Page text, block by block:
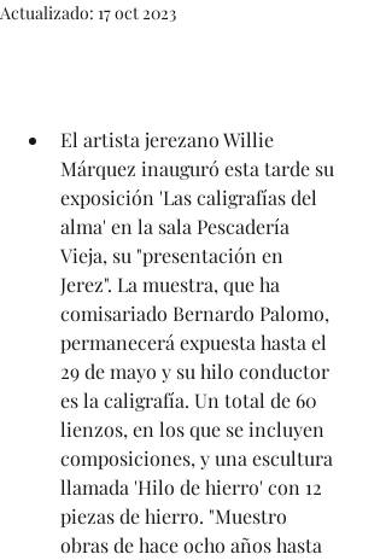
Actualizado: 17 oct 2023
El artista jerezano Willie
Márquez inauguró esta tarde su
exposición 'Las caligrafías del
alma' en la sala Pescadería
Vieja, su "presentación en
Jerez". La muestra, que ha
comisariado Bernardo Palomo,
permanecerá expuesta hasta el
29 de mayo y su hilo conductor
es la caligrafía. Un total de 60
lienzos, en los que se incluyen
composiciones, y una escultura
llamada 'Hilo de hierro' con 12
piezas de hierro. "Muestro
obras de hace ocho años hasta